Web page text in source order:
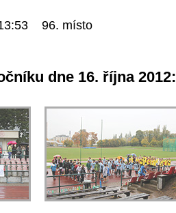
96. místo
dne 16. října 2012: